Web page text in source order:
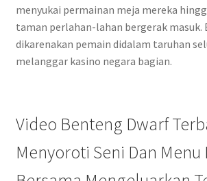
menyukai permainan meja mereka
taman perlahan-lahan bergerak masuk.
dikarenakan pemain didalam taruhan
melanggar kasino negara bagian.
Video Benteng Dwarf
Menyoroti Seni Dan Menu